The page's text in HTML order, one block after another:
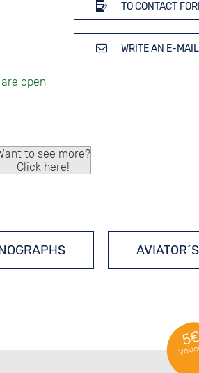
TO CONTACT
WRITE AN E-MAIL
to see more?
Click here!